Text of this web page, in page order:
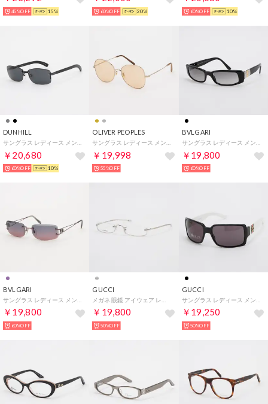
45%OFF 15% 60%OFF 20% 60%OFF 10%
DUNHILL
￥20,680
60%OFF 10%
OLIVER PEOPLES
￥19,998
55%OFF
BVLGARI
￥19,800
60%OFF
BVLGARI
￥19,800
60%OFF
GUCCI
￥19,800
50%OFF
GUCCI
￥19,250
50%OFF